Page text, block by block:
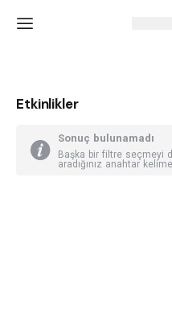
'
Etkinlikler
Sonuç bulunamadı
Başka bir filtre seçmeyi
aradığınız anahtar